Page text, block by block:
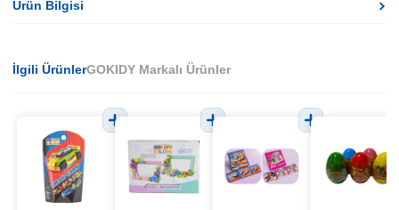
Ürün Bilgisi
İlgili ÜrünlerGOKIDY Markalı Ürünler